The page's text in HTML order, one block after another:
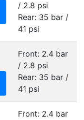
/ 2.8 psi
Rear: 35 bar /
41 psi
Front: 2.4 bar
/ 2.8 psi
Rear: 35 bar /
41 psi
Front: 2.4 bar